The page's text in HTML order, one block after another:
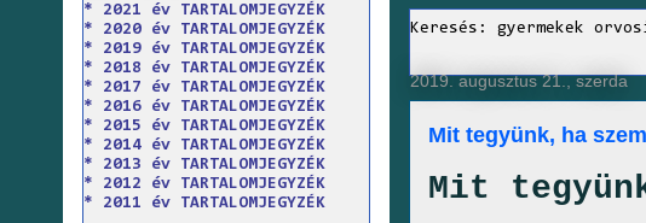
Keresés: gyermekek
2019. augusztus 21., szerda
Mit tegyünk, ha
Mit
* 2021 év TARTALOMJEGYZÉK
* 2020 év TARTALOMJEGYZÉK
* 2019 év TARTALOMJEGYZÉK
* 2018 év TARTALOMJEGYZÉK
* 2017 év TARTALOMJEGYZÉK
* 2016 év TARTALOMJEGYZÉK
* 2015 év TARTALOMJEGYZÉK
* 2014 év TARTALOMJEGYZÉK
* 2013 év TARTALOMJEGYZÉK
* 2012 év TARTALOMJEGYZÉK
* 2011 év TARTALOMJEGYZÉK